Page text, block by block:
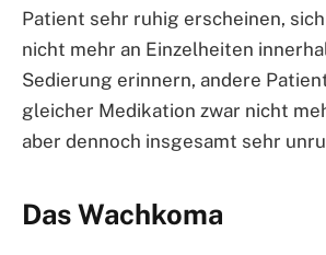
Patient sehr ruhig erscheinen,
nicht mehr an Einzelheiten
Sedierung erinnern, andere
gleicher Medikation zwar nicht
aber dennoch insgesamt sehr
Das Wachkoma